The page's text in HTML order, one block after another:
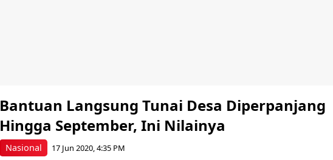
Nasional
Bantuan Langsung Tunai Desa Diperpanjang
Hingga September, Ini Nilainya
17 Jun 2020, 4:35 PM